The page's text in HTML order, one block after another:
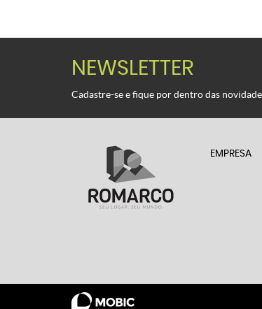
NEWSLETTER
Cadastre-se e fique por dentro das novidades
EMPRESA